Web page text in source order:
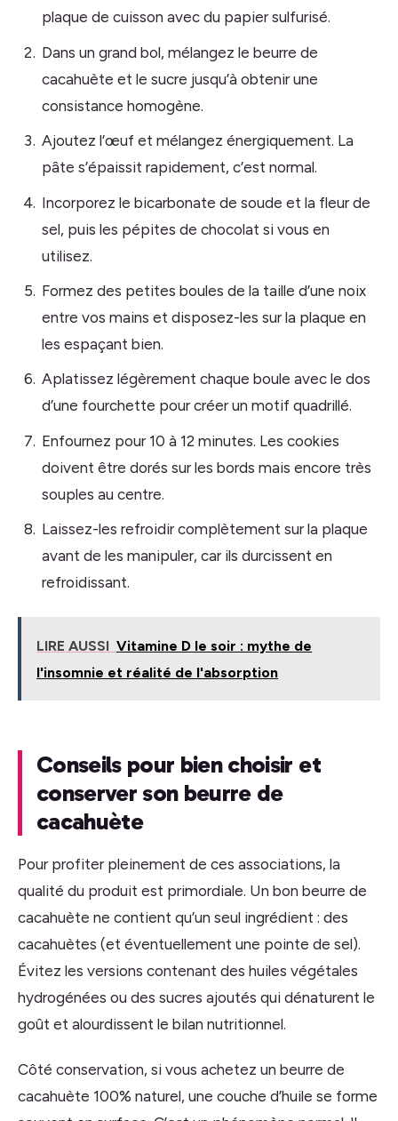
plaque de cuisson avec du papier sulfurisé.
Dans un grand bol, mélangez le beurre de
cacahuète et le sucre jusqu’à obtenir une
consistance homogène.
Ajoutez l’œuf et mélangez énergiquement. La
pâte s’épaissit rapidement, c’est normal.
Incorporez le bicarbonate de soude et la fleur de
sel, puis les pépites de chocolat si vous en
utilisez.
Formez des petites boules de la taille d’une noix
entre vos mains et disposez-les sur la plaque en
les espaçant bien.
Aplatissez légèrement chaque boule avec le dos
d’une fourchette pour créer un motif quadrillé.
Enfournez pour 10 à 12 minutes. Les cookies
doivent être dorés sur les bords mais encore très
souples au centre.
Laissez-les refroidir complètement sur la plaque
avant de les manipuler, car ils durcissent en
refroidissant.
LIRE AUSSI Vitamine D le soir : mythe de
l'insomnie et réalité de l'absorption
Conseils pour bien choisir et
conserver son beurre de
cacahuète
Pour profiter pleinement de ces associations, la
qualité du produit est primordiale. Un bon beurre de
cacahuète ne contient qu’un seul ingrédient : des
cacahuètes (et éventuellement une pointe de sel).
Évitez les versions contenant des huiles végétales
hydrogénées ou des sucres ajoutés qui dénaturent le
goût et alourdissent le bilan nutritionnel.
Côté conservation, si vous achetez un beurre de
cacahuète 100% naturel, une couche d’huile se forme